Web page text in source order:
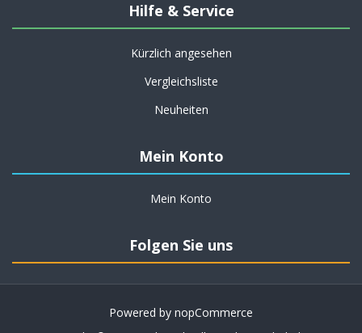
Hilfe & Service
Kürzlich angesehen
Vergleichsliste
Neuheiten
Mein Konto
Mein Konto
Folgen Sie uns
Powered by nopCommerce